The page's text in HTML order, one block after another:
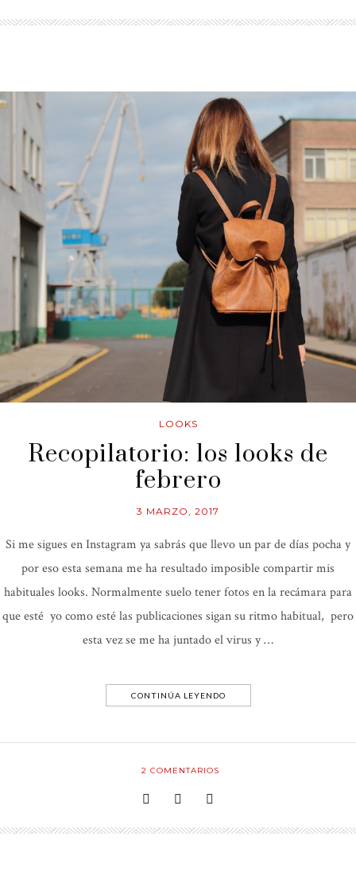
LOOKS
Recopilatorio: los looks de
febrero
3 MARZO, 2017
Si me sigues en Instagram ya sabrás que llevo un par de días pocha y
por eso esta semana me ha resultado imposible compartir mis
habituales looks. Normalmente suelo tener fotos en la recámara para
que esté yo como esté las publicaciones sigan su ritmo habitual, pero
esta vez se me ha juntado el virus y …
CONTINÚA LEYENDO
2 COMENTARIOS